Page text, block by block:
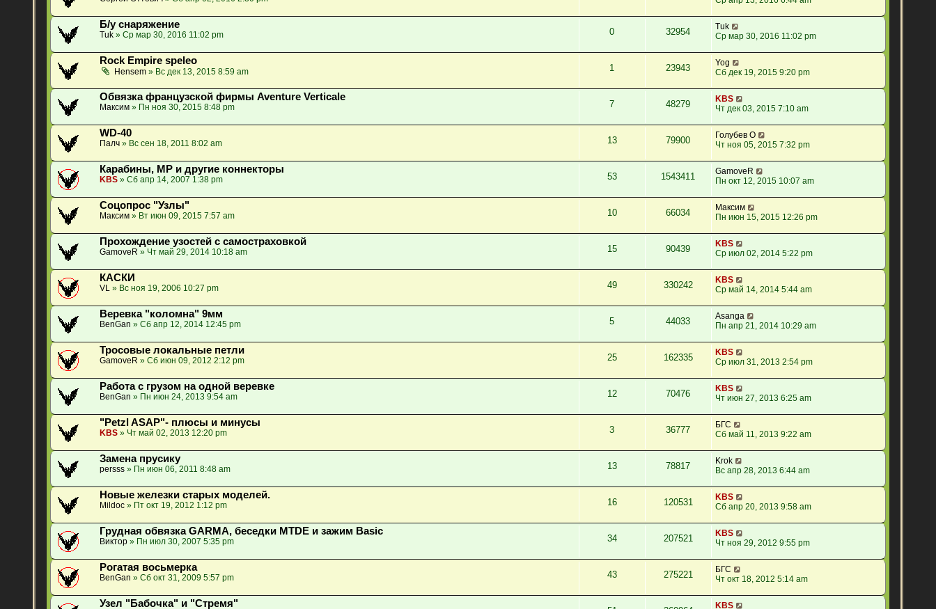
Б/у снаряжение
Tuk » Ср мар 30, 2016 11:02 pm 0 32954
Tuk
Ср мар 30, 2016 11:02 pm
Rock Empire speleo
Hensem » Вс дек 13, 2015 8:59 am 1 23943
Yog
Сб дек 19, 2015 9:20 pm
Обвязка французской фирмы Aventure Verticale
Максим » Пн ноя 30, 2015 8:48 pm 7 48279
KBS
Чт дек 03, 2015 7:10 am
WD-40
Палч » Вс сен 18, 2011 8:02 am 13 79900
Голубев О
Чт ноя 05, 2015 7:32 pm
Карабины, МР и другие коннекторы
KBS » Сб апр 14, 2007 1:38 pm 53 1543411
GamoveR
Пн окт 12, 2015 10:07 am
Соцопрос "Узлы"
Максим » Вт июн 09, 2015 7:57 am 10 66034
Максим
Пн июн 15, 2015 12:26 pm
Прохождение узостей с самостраховкой
GamoveR » Чт май 29, 2014 10:18 am 15 90439
KBS
Ср июл 02, 2014 5:22 pm
КАСКИ
VL » Вс ноя 19, 2006 10:27 pm 49 330242
KBS
Ср май 14, 2014 5:44 am
Веревка "коломна" 9мм
BenGan » Сб апр 12, 2014 12:45 pm 5 44033
Asanga
Пн апр 21, 2014 10:29 am
Тросовые локальные петли
GamoveR » Сб июн 09, 2012 2:12 pm 25 162335
KBS
Ср июл 31, 2013 2:54 pm
Работа с грузом на одной веревке
BenGan » Пн июн 24, 2013 9:54 am 12 70476
KBS
Чт июн 27, 2013 6:25 am
"Petzl ASAP"- плюсы и минусы
KBS » Чт май 02, 2013 12:20 pm 3 36777
БГС
Сб май 11, 2013 9:22 am
Замена прусику
persss » Пн июн 06, 2011 8:48 am 13 78817
Krok
Вс апр 28, 2013 6:44 am
Новые железки старых моделей.
Mildoc » Пт окт 19, 2012 1:12 pm 16 120531
KBS
Сб апр 20, 2013 9:58 am
Грудная обвязка GARMA, беседки MTDE и зажим Basic
Виктор » Пн июл 30, 2007 5:35 pm 34 207521
KBS
Чт ноя 29, 2012 9:55 pm
Рогатая восьмерка
BenGan » Сб окт 31, 2009 5:57 pm 43 275221
БГС
Чт окт 18, 2012 5:14 am
Узел "Бабочка" и "Стремя" KBS